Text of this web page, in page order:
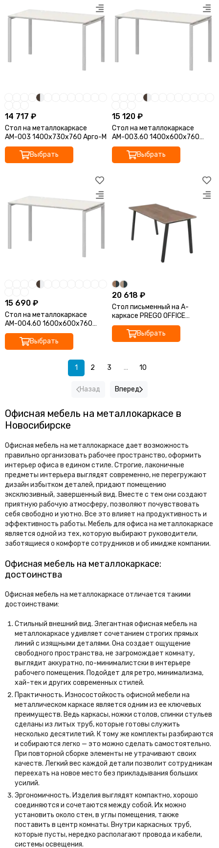
14 717 ₽
Стол на металлокаркасе
АМ-003 1400x730x760 Арго-М
Выбрать
15 120 ₽
Стол на металлокаркасе
АМ-003.60 1400x600x760
Арго-М
Выбрать
15 690 ₽
Стол на металлокаркасе
АМ-004.60 1600x600x760
Арго-М
Выбрать
20 618 ₽
Стол письменный на А-
каркасе PREGO OFFICE
1200х600х750 ПОСП-12.6А
Выбрать
Назад
1 2 3 ... 10
Вперед
Офисная мебель на металлокаркасе в
Новосибирске
Офисная мебель на металлокаркасе дает возможность
правильно организовать рабочее пространство, оформить
интерьер офиса в едином стиле. Строгие, лаконичные
предметы интерьера выглядят современно, не перегружают
дизайн избытком деталей, придают помещению
эксклюзивный, завершенный вид. Вместе с тем они создают
приятную рабочую атмосферу, позволяют почувствовать
себя свободно и уютно. Все это влияет на продуктивность и
эффективность работы. Мебель для офиса на металлокаркасе
является одной из тех, которую выбирают руководители,
заботящиеся о комфорте сотрудников и об имидже компании.
Офисная мебель на металлокаркасе:
достоинства
Офисная мебель на металлокаркасе отличается такими
достоинствами:
Стильный внешний вид. Элегантная офисная мебель на
металлокаркасе удивляет сочетанием строгих прямых
линий с изящными деталями. Она создает ощущение
свободного пространства, не загромождает комнату,
выглядит аккуратно, по-минималистски в интерьере
рабочего помещения. Подойдет для ретро, минимализма,
хай-тек и других современных стилей.
Практичность. Износостойкость офисной мебели на
металлическом каркасе является одним из ее ключевых
преимуществ. Ведь каркасы, ножки столов, спинки стульев
сделаны из литых труб, которые готовы служить
несколько десятилетий. К тому же комплекты разбираются
и собираются легко — это можно сделать самостоятельно.
При повторной сборке элементы не утрачивают своих
качеств. Легкий вес каждой детали позволит сотрудникам
переехать на новое место без прикладывания больших
усилий.
Эргономичность. Изделия выглядят компактно, хорошо
соединяются и сочетаются между собой. Их можно
установить около стен, в углы помещения, также
поставить в центр комнаты. Внутри каркасных труб,
которые пусты, нередко располагают провода и кабели,
системы освещения.